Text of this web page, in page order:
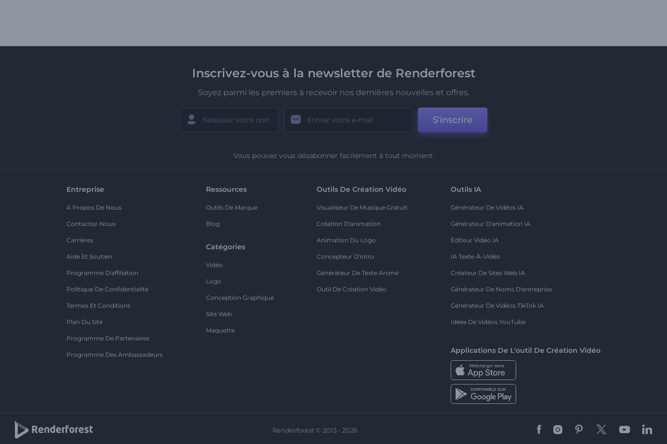
Inscrivez-vous à la newsletter de Renderforest
Soyez parmi les premiers à recevoir nos dernières nouvelles et offres.
S'inscrire
Vous pouvez vous désabonner facilement à tout moment.
Entreprise
A Propos De Nous
Contactez-Nous
Carrières
Aide Et Soutien
Programme D'affiliation
Politique De Confidentialité
Termes Et Conditions
Plan Du Site
Programme De Partenaires
Programme Des Ambassadeurs
Ressources
Outils De Marque
Blog
Catégories
Vidéo
Logo
Conception Graphique
Site Web
Maquette
Outils De Création Vidéo
Visualiseur De Musique Gratuit
Création D'animation
Animation Du Logo
Concepteur D'intro
Générateur De Texte Animé
Outil De Création Vidéo
Outils IA
Générateur De Vidéos IA
Générateur D'animation IA
Éditeur Vidéo IA
IA Texte-À-Vidéo
Créateur De Sites Web IA
Générateur De Noms D'entreprise
Générateur De Vidéos TikTok IA
Idées De Vidéos YouTube
Applications De L'outil De Création Vidéo
Renderforest © 2013 - 2026